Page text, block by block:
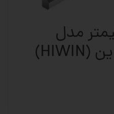
45 میلیمتر مدل